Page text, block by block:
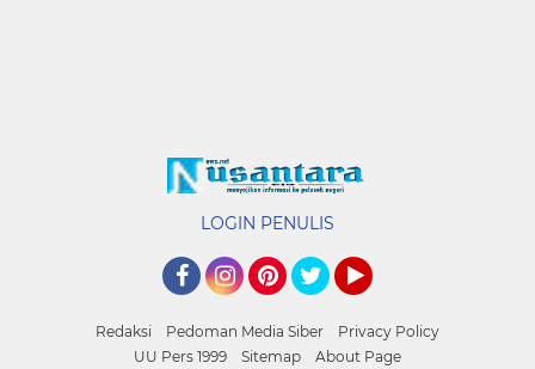
LOGIN PENULIS
Redaksi Pedoman Media Siber
Privacy Policy
UU Pers 1999
Sitemap About Page